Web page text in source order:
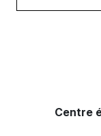
Centre